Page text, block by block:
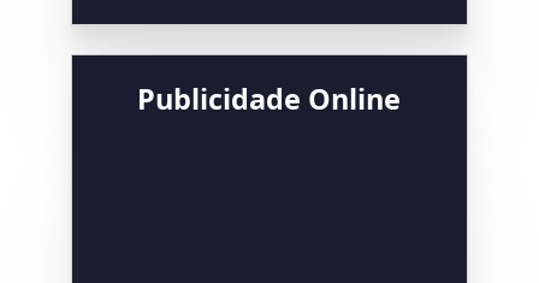
Publicidade Online